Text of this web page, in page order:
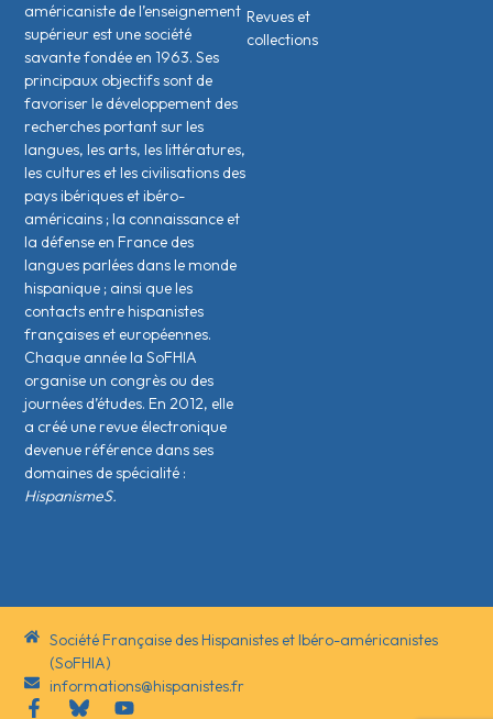
Revues et
collections
américaniste de l’enseignement
supérieur est une société
savante fondée en 1963. Ses
principaux objectifs sont de
favoriser le développement des
recherches portant sur les
langues, les arts, les littératures,
les cultures et les civilisations des
pays ibériques et ibéro-
américains ; la connaissance et
la défense en France des
langues parlées dans le monde
hispanique ; ainsi que les
contacts entre hispanistes
français·es et européen·nes.
Chaque année la SoFHIA
organise un congrès ou des
journées d’études. En 2012, elle
a créé une revue électronique
devenue référence dans ses
domaines de spécialité :
HispanismeS.
Société Française des Hispanistes et Ibéro-américanistes
(SoFHIA)
informations@hispanistes.fr